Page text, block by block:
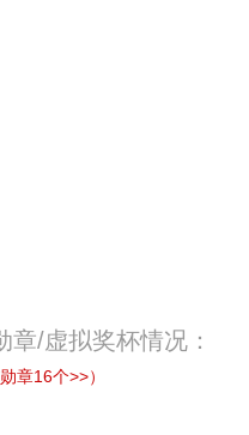
/虚拟奖杯情况：
章16个>>）